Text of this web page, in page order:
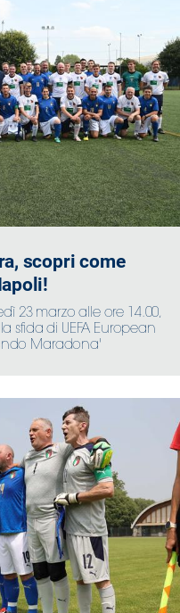
scopri come
23 marzo alle ore 14.00,
sfida di UEFA European
Maradona'